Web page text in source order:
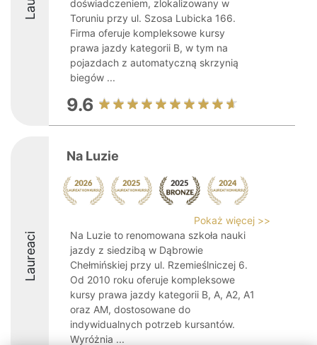
doświadczeniem, zlokalizowany w
Toruniu przy ul. Szosa Lubicka 166.
Firma oferuje kompleksowe kursy
prawa jazdy kategorii B, w tym na
pojazdach z automatyczną skrzynią
biegów ...
9.6
Laureaci
Na Luzie
Pokaż więcej >>
Na Luzie to renomowana szkoła nauki
jazdy z siedzibą w Dąbrowie
Chełmińskiej przy ul. Rzemieślniczej 6.
Od 2010 roku oferuje kompleksowe
kursy prawa jazdy kategorii B, A, A2, A1
oraz AM, dostosowane do
indywidualnych potrzeb kursantów.
Wyróżnia ...